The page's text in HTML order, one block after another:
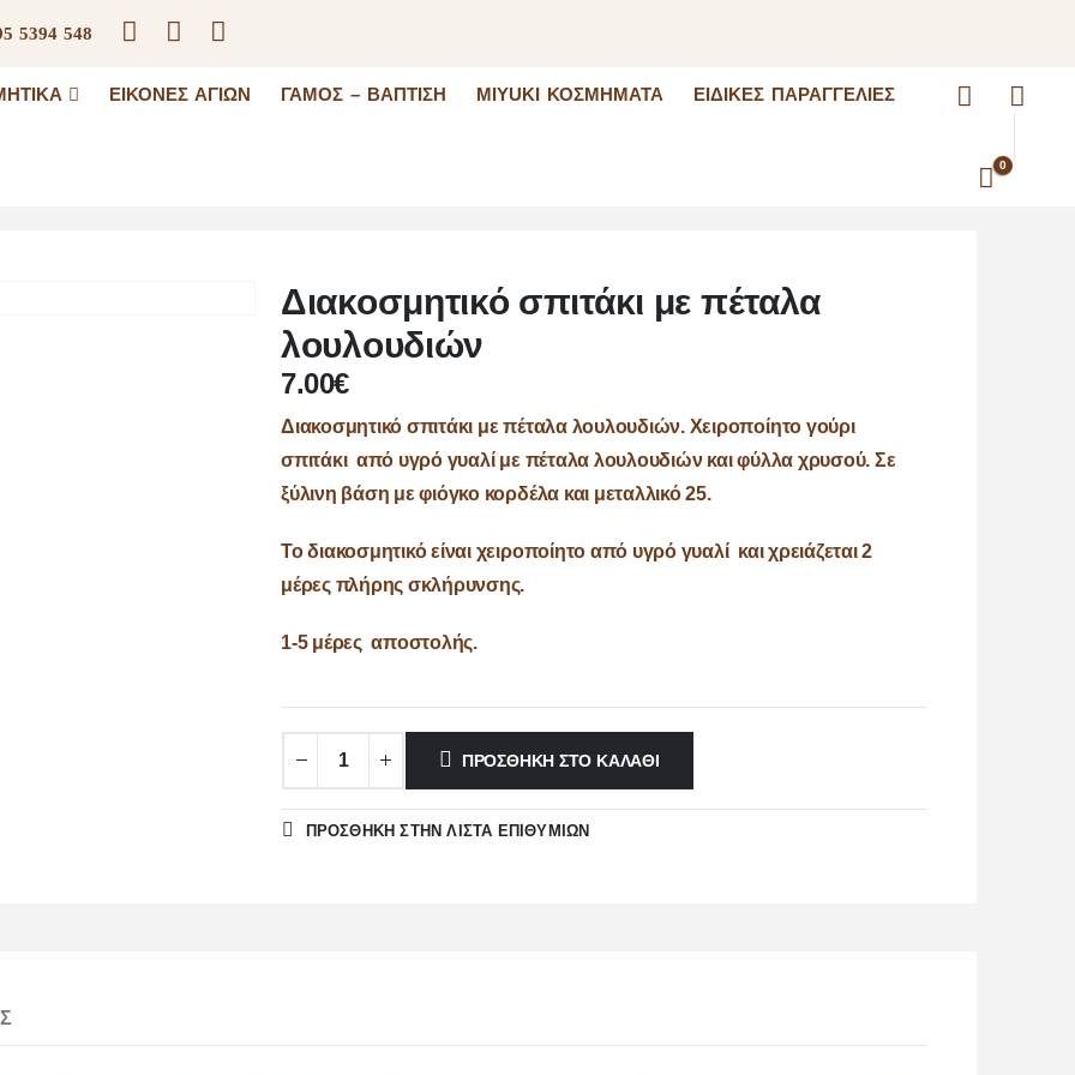
5394 548
ΕΙΚΌΝΕΣ ΑΓΊΩΝ ΓΆΜΟΣ – ΒΆΠΤΙΣΗ MIYUKI ΚΟΣΜΉΜΑΤΑ ΕΙΔΙΚΈΣ ΠΑΡΑΓΓΕΛΊΕΣ
0
Διακοσμητικό σπιτάκι με πέταλα
λουλουδιών
7.00€
Διακοσμητικό σπιτάκι με πέταλα λουλουδιών. Χειροποίητο γούρι
σπιτάκι από υγρό γυαλί με πέταλα λουλουδιών και φύλλα χρυσού. Σε
ξύλινη βάση με φιόγκο κορδέλα και μεταλλικό 25.
Το διακοσμητικό είναι χειροποίητο από υγρό γυαλί και χρειάζεται 2
μέρες πλήρης σκλήρυνσης.
1-5 μέρες αποστολής.
ΠΡΟΣΘΉΚΗ ΣΤΟ ΚΑΛΆΘΙ
ΠΡΌΣΘΉΚΗ ΣΤΗΝ ΛΊΣΤΑ ΕΠΙΘΥΜΙΏΝ